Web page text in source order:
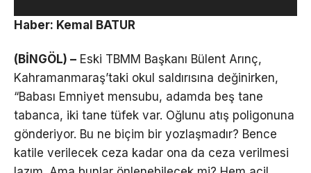
Haber: Kemal BATUR
(BİNGÖL) – Eski TBMM Başkanı Bülent Arınç,
Kahramanmaraş’taki okul saldırısına değinirken,
“Babası Emniyet mensubu, adamda beş tane
tabanca, iki tane tüfek var. Oğlunu atış poligonuna
gönderiyor. Bu ne biçim bir yozlaşmadır? Bence
katile verilecek ceza kadar ona da ceza verilmesi